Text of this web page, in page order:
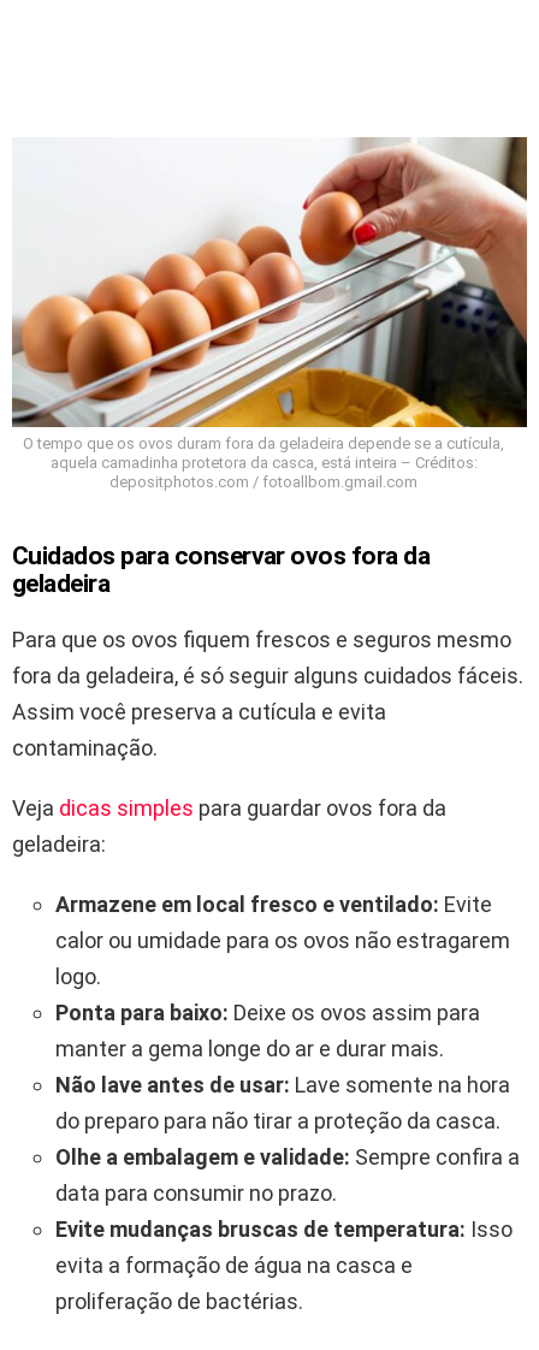
O tempo que os ovos duram fora da geladeira depende se a cutícula,
aquela camadinha protetora da casca, está inteira – Créditos:
depositphotos.com / fotoallbom.gmail.com
Cuidados para conservar ovos fora da
geladeira
Para que os ovos fiquem frescos e seguros mesmo
fora da geladeira, é só seguir alguns cuidados fáceis.
Assim você preserva a cutícula e evita
contaminação.
Veja dicas simples para guardar ovos fora da
geladeira:
Armazene em local fresco e ventilado: Evite
calor ou umidade para os ovos não estragarem
logo.
Ponta para baixo: Deixe os ovos assim para
manter a gema longe do ar e durar mais.
Não lave antes de usar: Lave somente na hora
do preparo para não tirar a proteção da casca.
Olhe a embalagem e validade: Sempre confira a
data para consumir no prazo.
Evite mudanças bruscas de temperatura: Isso
evita a formação de água na casca e
proliferação de bactérias.